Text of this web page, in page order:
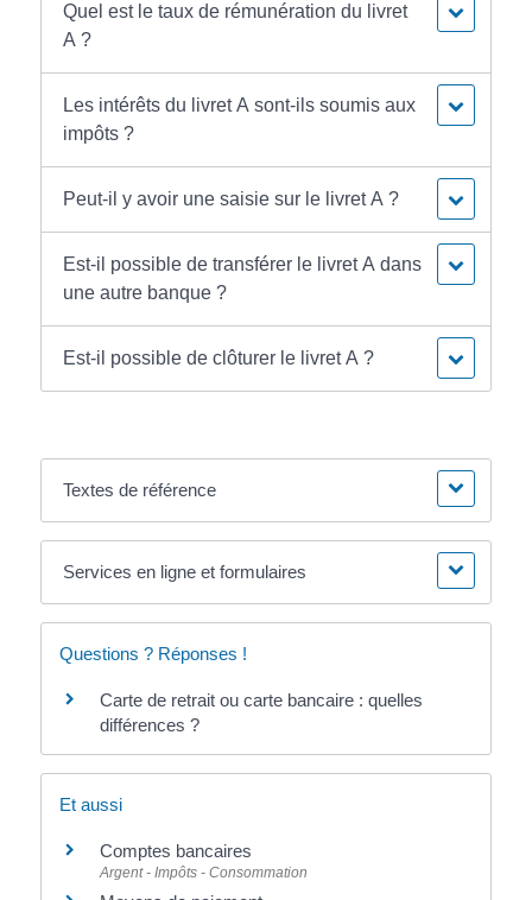
Quel est le taux de rémunération du livret
A ?
Les intérêts du livret A sont-ils soumis aux
impôts ?
Peut-il y avoir une saisie sur le livret A ?
Est-il possible de transférer le livret A dans
une autre banque ?
Est-il possible de clôturer le livret A ?
Textes de référence
Services en ligne et formulaires
Questions ? Réponses !
Carte de retrait ou carte bancaire : quelles
différences ?
Et aussi
Comptes bancaires
Argent - Impôts - Consommation